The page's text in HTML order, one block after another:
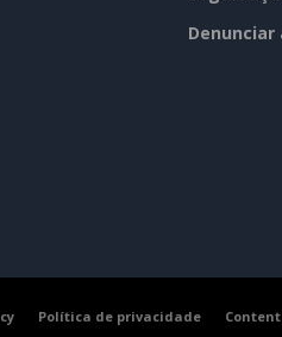
Denunciar
Política de privacidade